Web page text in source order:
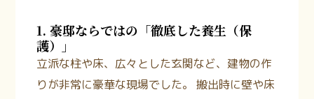
1. 豪邸ならではの「徹底した養生（保
護）」
立派な柱や床、広々とした玄関など、建物の作
りが非常に豪華な現場でした。 搬出時に壁や床